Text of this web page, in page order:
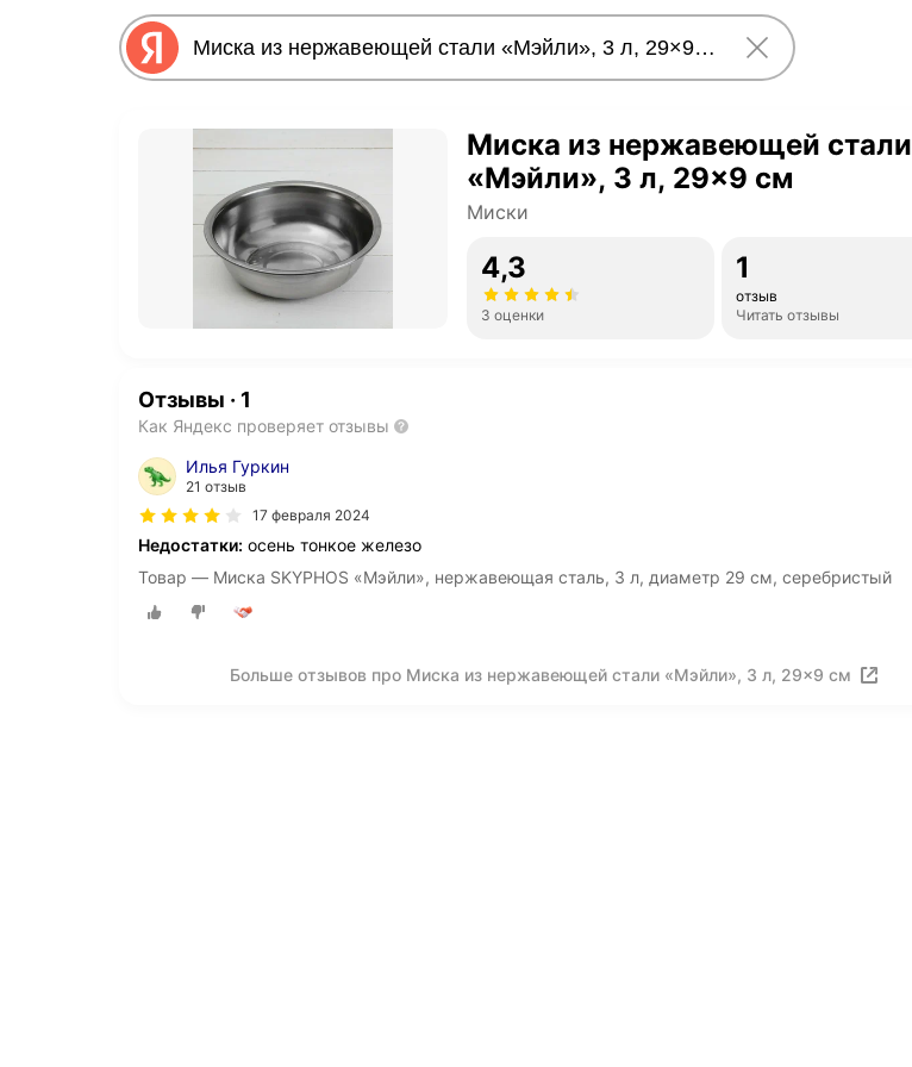
Миска из нержавеющей стали
«Мэйли», 3 л, 29×9 см
Миски
4,3
3 оценки
1
отзыв
Читать отзывы
Отзывы · 1
Как Яндекс проверяет отзывы
Илья Гуркин
21 отзыв
17 февраля 2024
Недостатки: осень тонкое железо
Товар — Миска SKYPHOS «Мэйли», нержавеющая сталь, 3 л, диаметр 29 см, серебристый
Больше отзывов про Миска из нержавеющей стали «Мэйли», 3 л, 29×9 см